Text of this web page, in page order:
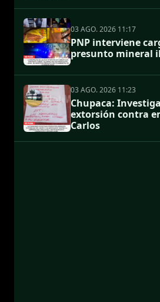
03 AGO. 2026 11:17
PNP interviene
presunto mineral
03 AGO. 2026 11:23
Chupaca:
extorsión contra
Carlos